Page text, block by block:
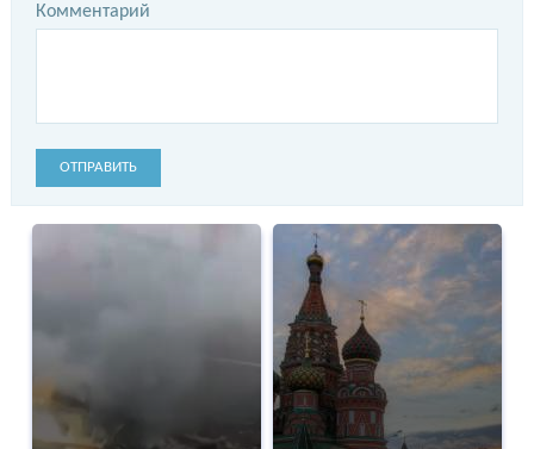
Комментарий
ОТПРАВИТЬ